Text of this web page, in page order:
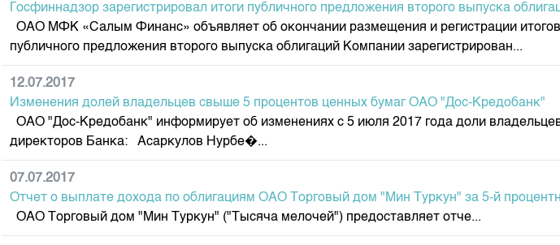
Госфиннадзор зарегистрировал итоги публичного предложения второго выпуска
ОАО МФК «Салым Финанс» объявляет об окончании размещения и регистрации
публичного предложения второго выпуска облигаций Компании зарегистрирован...
12.07.2017
Изменения долей владельцев свыше 5 процентов ценных бумаг ОАО "Дос-Кредобанк"
ОАО "Дос-Кредобанк" информирует об изменениях с 5 июля 2017 года доли
директоров Банка: Асаркулов Нурбе�...
07.07.2017
Отчет о выплате дохода по облигациям ОАО Торговый дом "Мин Туркун" за 5-й
ОАО Торговый дом "Мин Туркун" ("Тысяча мелочей") предоставляет отче...